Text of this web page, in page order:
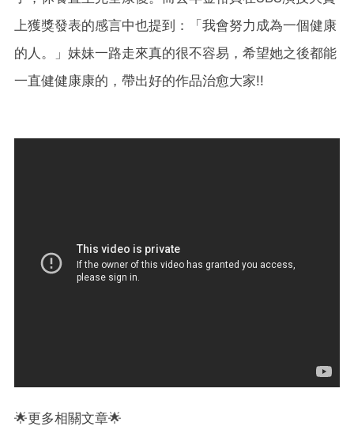
上獲獎發表的感言中也提到：「我會努力成為一個健康
的人。」妹妹一路走來真的很不容易，希望她之後都能
一直健健康康的，帶出好的作品治愈大家!!
🌟更多相關文章🌟